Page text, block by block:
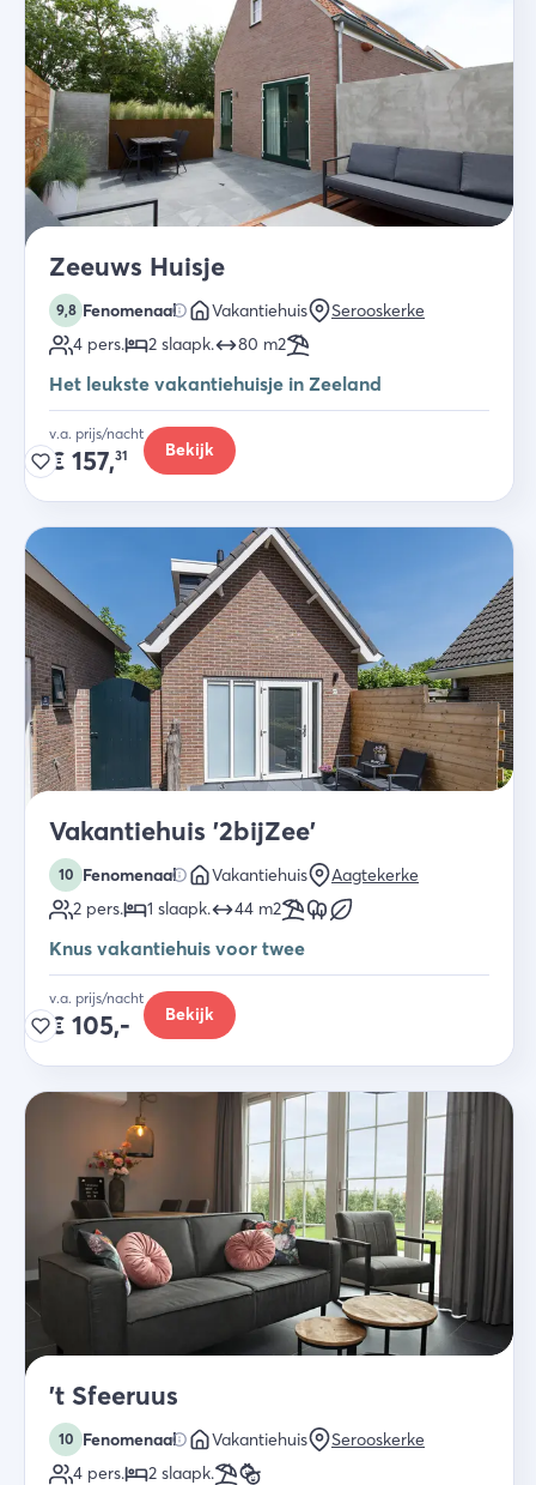
Zeeuws Huisje
9,8 Fenomenaal Vakantiehuis
Serooskerke
4 pers. 2 slaapk. 80 m2
Het leukste vakantiehuisje in Zeeland
v.a. prijs/nacht
€ 157,31 Bekijk
Vakantiehuis '2bijZee'
10 Fenomenaal Vakantiehuis
Aagtekerke
2 pers. 1 slaapk. 44 m2
Knus vakantiehuis voor twee
v.a. prijs/nacht
€ 105,- Bekijk
't Sfeeruus
10 Fenomenaal Vakantiehuis
Serooskerke
4 pers. 2 slaapk.